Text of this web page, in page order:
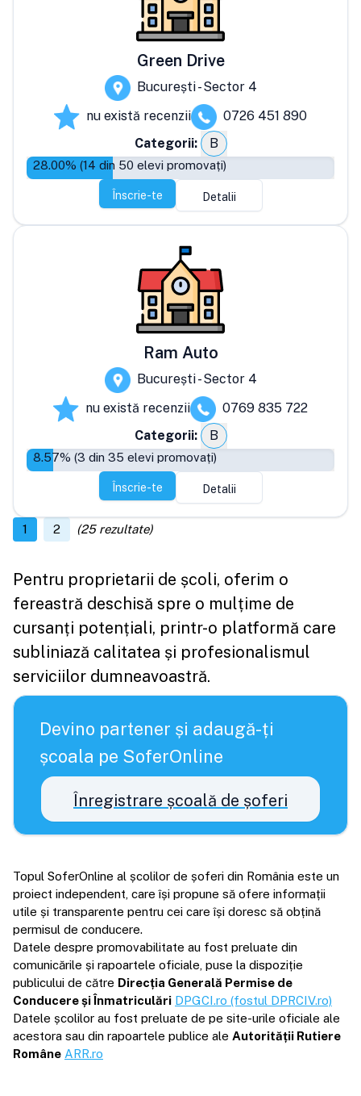
Green Drive
București - Sector 4
nu există recenzii
0726 451 890
Categorii:
B
28.00% (14 din 50 elevi promovați)
Înscrie-te Detalii
Ram Auto
București - Sector 4
nu există recenzii
0769 835 722
Categorii:
B
8.57% (3 din 35 elevi promovați)
Înscrie-te Detalii
1 2 (25rezultate)
Pentru proprietarii de școli, oferim o
fereastră deschisă spre o mulțime de
cursanți potențiali, printr-o platformă care
subliniază calitatea și profesionalismul
serviciilor dumneavoastră.
Devino partener și adaugă-ți
școala pe SoferOnline
Înregistrare școală de șoferi
Topul SoferOnline al școlilor de șoferi din România este un
proiect independent, care își propune să ofere informații
utile și transparente pentru cei care își doresc să obțină
permisul de conducere.
Datele despre promovabilitate au fost preluate din
comunicările și rapoartele oficiale, puse la dispoziție
publicului de către Direcția Generală Permise de
Conducere și Înmatriculări DPGCI.ro (fostul DPRCIV.ro)
Datele școlilor au fost preluate de pe site-urile oficiale ale
acestora sau din rapoartele publice ale Autorității Rutiere
Române ARR.ro